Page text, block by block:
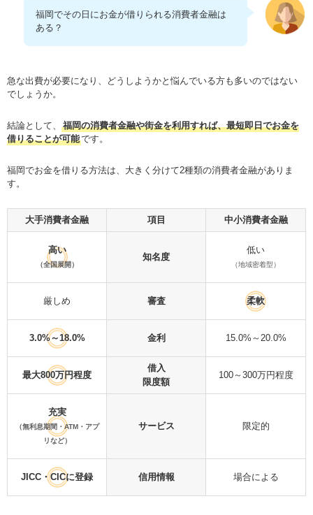
福岡でその日にお金が借りられる消費者金融は
ある？
急な出費が必要になり、どうしようかと悩んでいる方も多いのではない
でしょうか。
結論として、
福岡の消費者金融や街金を利用すれば、最短即日でお金を
借りることが可能です。
福岡でお金を借りる方法は、大きく分けて2種類の消費者金融がありま
す。
大手消費者金融 項目 中小消費者金融
高い
（全国展開）
知名度
低い
（地域密着型）
厳しめ 審査 柔軟
3.0%～18.0% 金利 15.0%～20.0%
最大800万円程度
借入
限度額
100～300万円程度
充実
（無利息期間・ATM・アプ
リなど）
サービス 限定的
JICC・CICに登録 信用情報 場合による